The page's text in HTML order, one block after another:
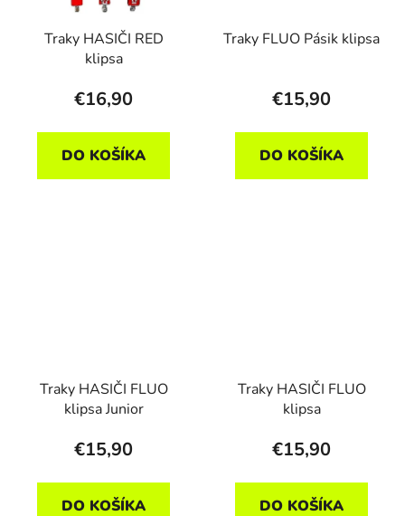
Traky HASIČI RED
klipsa
€16,90
DO KOŠÍKA
Traky FLUO Pásik klipsa
€15,90
DO KOŠÍKA
Traky HASIČI FLUO
klipsa Junior
€15,90
DO KOŠÍKA
Traky HASIČI FLUO
klipsa
€15,90
DO KOŠÍKA